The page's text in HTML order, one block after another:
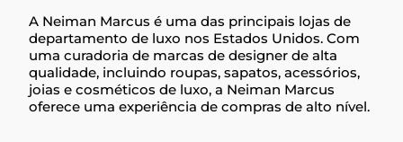
A Neiman Marcus é uma das principais lojas de
departamento de luxo nos Estados Unidos. Com
uma curadoria de marcas de designer de alta
qualidade, incluindo roupas, sapatos, acessórios,
joias e cosméticos de luxo, a Neiman Marcus
oferece uma experiência de compras de alto nível.